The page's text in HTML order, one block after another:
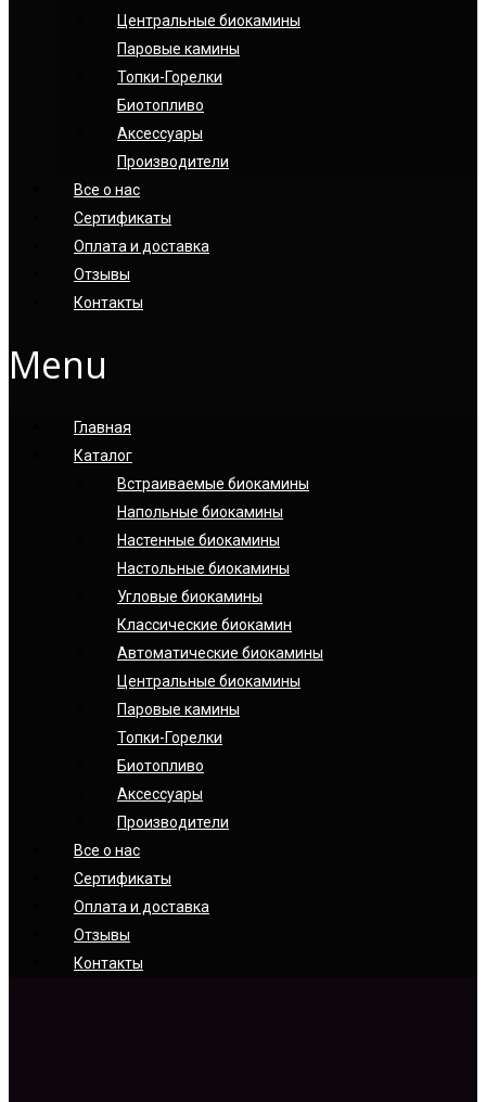
Центральные биокамины
Паровые камины
Топки-Горелки
Биотопливо
Аксессуары
Производители
Все о нас
Сертификаты
Оплата и доставка
Отзывы
Контакты
Menu
Главная
Каталог
Встраиваемые биокамины
Напольные биокамины
Настенные биокамины
Настoльные биокамины
Угловые биокамины
Классические биокамин
Автоматические биокамины
Центральные биокамины
Паровые камины
Топки-Горелки
Биотопливо
Аксессуары
Производители
Все о нас
Сертификаты
Оплата и доставка
Отзывы
Контакты